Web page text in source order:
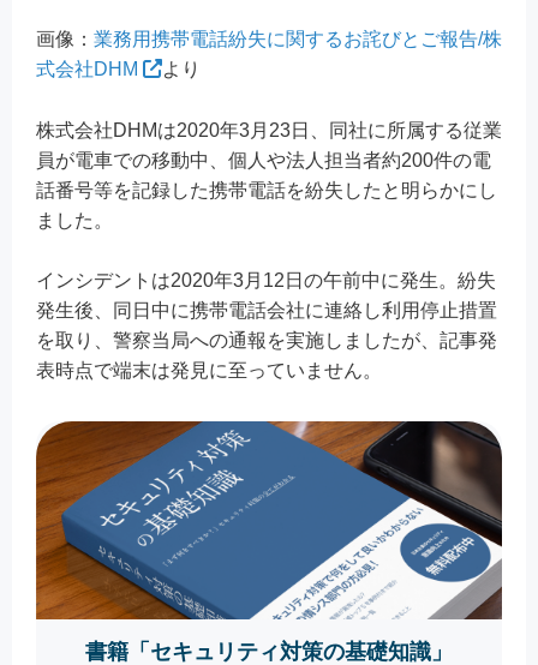
画像： 業務用携帯電話紛失に関するお詫びとご報告/株
式会社DHM
より
株式会社DHMは2020年3月23日、同社に所属する従業
員が電車での移動中、個人や法人担当者約200件の電
話番号等を記録した携帯電話を紛失したと明らかにし
ました。
インシデントは2020年3月12日の午前中に発生。紛失
発生後、同日中に携帯電話会社に連絡し利用停止措置
を取り、警察当局への通報を実施しましたが、記事発
表時点で端末は発見に至っていません。
書籍「セキュリティ対策の基礎知識」